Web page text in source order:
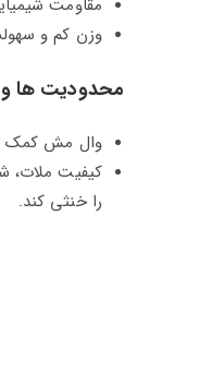
وزن کم و
محدودیت‌ ها و
وال‌ مش کمک‌
کیفیت ملات،
را خنثی کند.